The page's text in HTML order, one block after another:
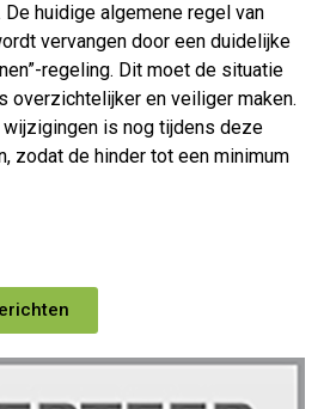
huidige algemene regel van
vervangen door een duidelijke
regeling. Dit moet de situatie
overzichtelijker en veiliger maken.
is nog tijdens deze
zodat de hinder tot een minimum